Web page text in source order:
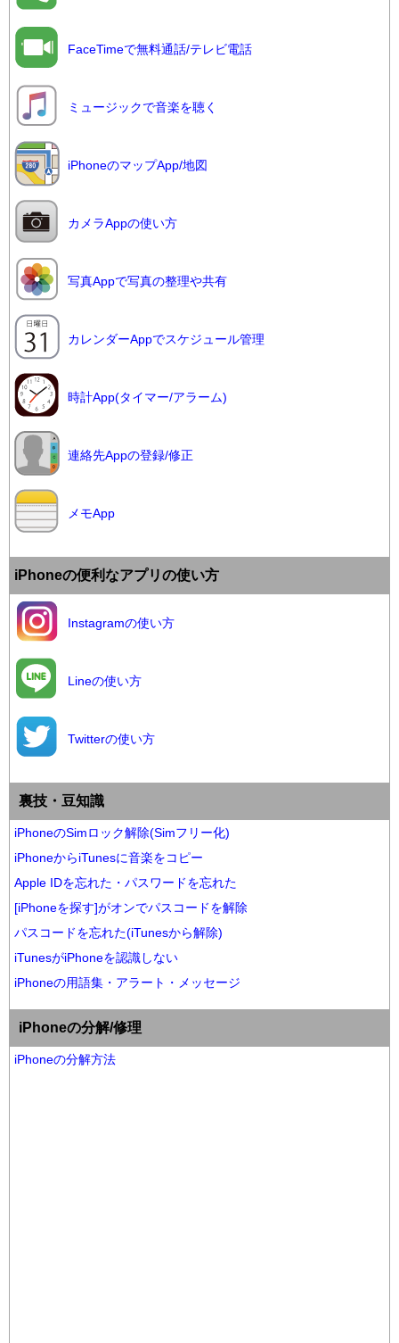
FaceTimeで無料通話/テレビ電話
ミュージックで音楽を聴く
iPhoneのマップApp/地図
カメラAppの使い方
写真Appで写真の整理や共有
カレンダーAppでスケジュール管理
時計App(タイマー/アラーム)
連絡先Appの登録/修正
メモApp
iPhoneの便利なアプリの使い方
Instagramの使い方
Lineの使い方
Twitterの使い方
裏技・豆知識
iPhoneのSimロック解除(Simフリー化)
iPhoneからiTunesに音楽をコピー
Apple IDを忘れた・パスワードを忘れた
[iPhoneを探す]がオンでパスコードを解除
パスコードを忘れた(iTunesから解除)
iTunesがiPhoneを認識しない
iPhoneの用語集・アラート・メッセージ
iPhoneの分解/修理
iPhoneの分解方法